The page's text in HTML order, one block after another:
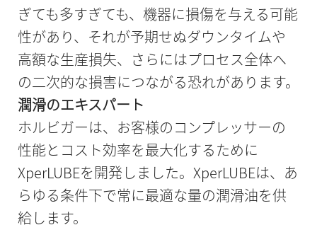
ぎても多すぎても、機器に損傷を与える可能
性があり、それが予期せぬダウンタイムや
高額な生産損失、さらにはプロセス全体へ
の二次的な損害につながる恐れがあります。
潤滑のエキスパート
ホルビガーは、お客様のコンプレッサーの
性能とコスト効率を最大化するために
XperLUBEを開発しました。XperLUBEは、あ
らゆる条件下で常に最適な量の潤滑油を供
給します。